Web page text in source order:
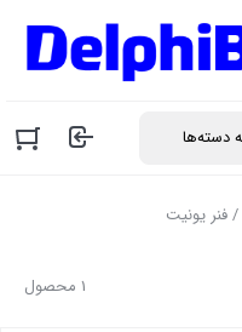
/ فنر یونیت
1 محصول